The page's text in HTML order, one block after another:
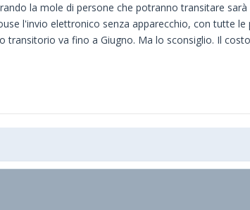
la mole di persone che potranno transitare sarà
l'invio elettronico senza apparecchio, con tutte le
va fino a Giugno. Ma lo sconsiglio. Il